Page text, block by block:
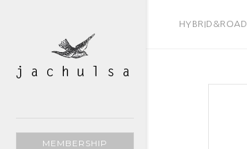
HYBRID&ROAD
MEMBERSHIP